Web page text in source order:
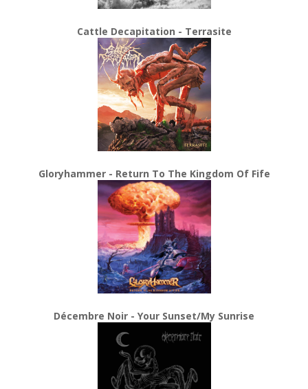
Cattle Decapitation - Terrasite
Gloryhammer - Return To The Kingdom Of Fife
Décembre Noir - Your Sunset/My Sunrise